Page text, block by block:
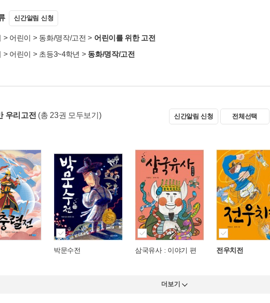
신간알림 신청
> 어린이 > 동화/명작/고전 > 어린이를 위한 고전
> 어린이 > 초등3~4학년 > 동화/명작/고전
우리고전 (총 23권 모두보기) 신간알림 신청 전체선택
박문수전 삼국유사 : 이야기 편 전우치전
더보기